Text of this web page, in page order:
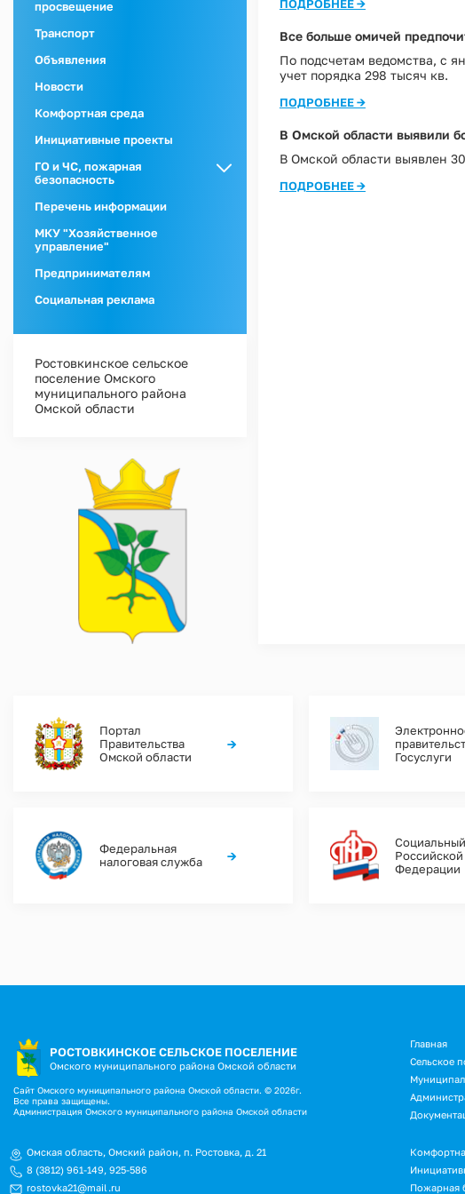
просвещение
Транспорт
Объявления
Новости
Комфортная среда
Инициативные проекты
ГО и ЧС, пожарная
безопасность
ГО и ЧС
Пожарная
безопасность
Перечень информации
МКУ "Хозяйственное
управление"
Предпринимателям
Социальная реклама
Ростовкинское сельское
поселение Омского
муниципального района
Омской области
ПОДРОБНЕЕ →
Все больше омичей
По подсчетам ведомства, с
учет порядка 298 тысяч кв.
ПОДРОБНЕЕ →
В Омской области выявили
В Омской области выявлен
ПОДРОБНЕЕ →
Портал
Правительства
Омской области
→
Госуслуги
Федеральная
налоговая служба
→
Российской
Федерации
РОСТОВКИНСКОЕ СЕЛЬСКОЕ ПОСЕЛЕНИЕ
Омского муниципального района Омской области
Сайт Омского муниципального района Омской области. © 2026г.
Все права защищены.
Администрация Омского муниципального района Омской области
Главная
Сельское
Омская область, Омский район, п. Ростовка, д. 21
8 (3812) 961-149, 925-586
rostovka21@mail.ru
Пожарная